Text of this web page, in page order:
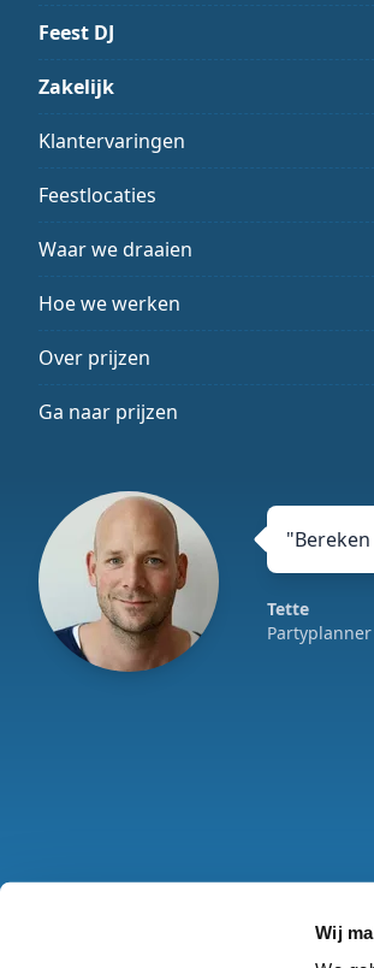
Wij
Feest DJ
Zakelijk
Klantervaringen
Feestlocaties
Waar we draaien
Hoe we werken
Over prijzen
Ga naar prijzen
"
Tette
Partyplanner